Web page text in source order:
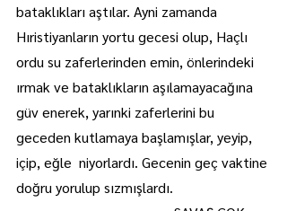
bataklıkları aştılar. Ayni zamanda
Hıristiyanların yortu gecesi olup, Haçlı
ordu su zaferlerinden emin, önlerindeki
ırmak ve bataklıkların aşılamayacağına
güv enerek, yarınki zaferlerini bu
geceden kutlamaya başlamışlar, yeyip,
içip, eğle  niyorlardı. Gecenin geç vaktine
doğru yorulup sızmışlardı.